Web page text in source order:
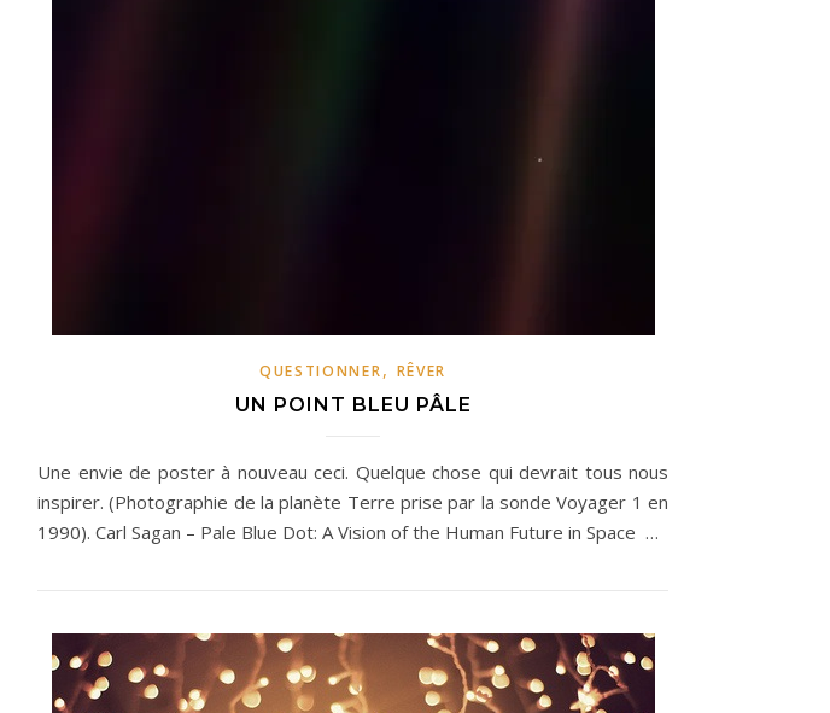
QUESTIONNER, RÊVER
UN POINT BLEU PÂLE
Une envie de poster à nouveau ceci. Quelque chose qui devrait tous nous
inspirer. (Photographie de la planète Terre prise par la sonde Voyager 1 en
1990). Carl Sagan – Pale Blue Dot: A Vision of the Human Future in Space …